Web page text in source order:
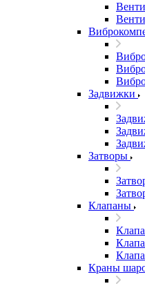
Задвижки
Затворы
Клапаны
Краны